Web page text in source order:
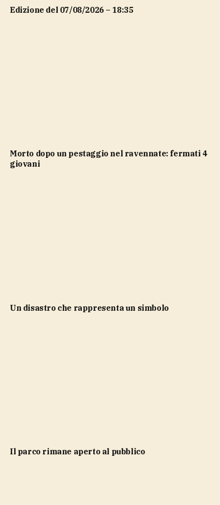
Edizione del 07/08/2026 – 18:35
Morto dopo un pestaggio nel ravennate: fermati 4
giovani
Un disastro che rappresenta un simbolo
Il parco rimane aperto al pubblico